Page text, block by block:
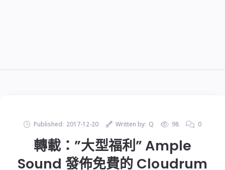
Published: 2017-12-20 Written by: Q 98 0
轉載：”大型福利” Ample
Sound 發佈免費的 Cloudrum